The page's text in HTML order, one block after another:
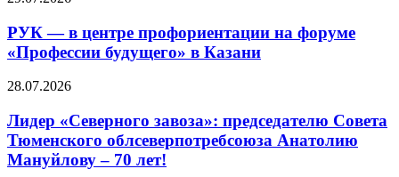
РУК — в центре профориентации на форуме
«Профессии будущего» в Казани
28.07.2026
Лидер «Северного завоза»: председателю Совета
Тюменского облсеверпотребсоюза Анатолию
Мануйлову – 70 лет!